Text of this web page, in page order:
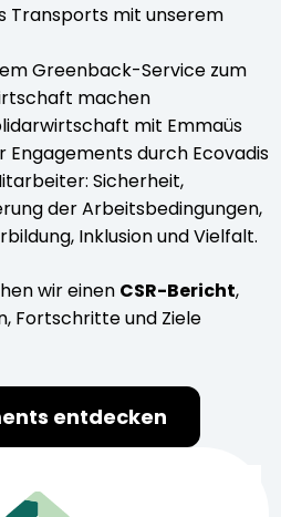
Transports mit unserem
Greenback-Service zum
machen
mit Emmaüs
Engagements durch Ecovadis
Sicherheit,
der Arbeitsbedingungen,
Inklusion und Vielfalt.
wir einen CSR-Bericht,
Fortschritte und Ziele
entdecken